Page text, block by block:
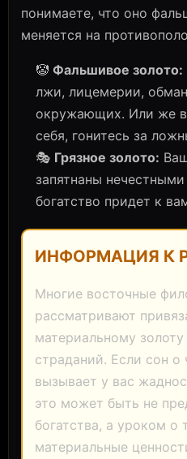
понимаете, что оно
меняется на
🤡 Фальшивое золото:
лжи, лицемерии,
окружающих. Или же
себя, гонитесь за
🎭 Грязное золото:
запятнаны
богатство придет к
ИНФОРМАЦИЯ К
Многие восточные
рассматривают
материальному
страданий. Если сон о
вызывает у вас
это может быть не
богатства, а уроком о
материальные